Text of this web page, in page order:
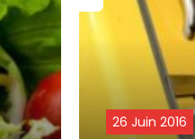
26 Juin 2016